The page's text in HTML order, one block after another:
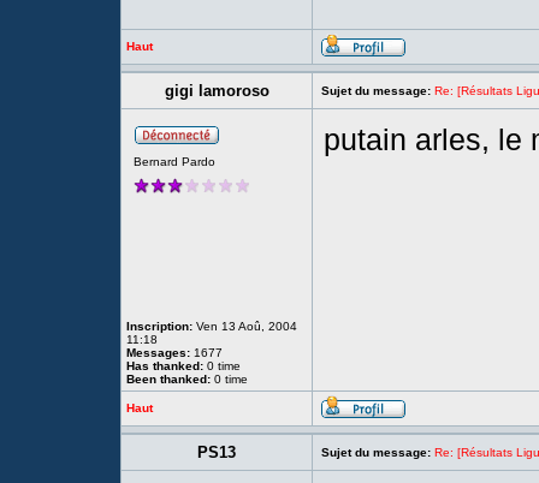
Haut
gigi lamoroso Sujet du message: Re: [Résultats
Bernard Pardo
Inscription: Ven 13 Aoû, 2004
11:18
Messages: 1677
Has thanked: 0 time
Been thanked: 0 time
putain arles, le
Haut
PS13 Sujet du message: Re: [Résultats